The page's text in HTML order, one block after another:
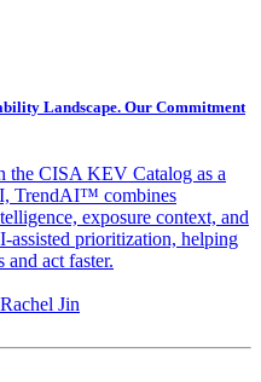
Landscape. Our Commitment
CISA KEV Catalog as a
TrendAI™ combines
exposure context, and
assisted prioritization, helping
and act faster.
Rachel Jin